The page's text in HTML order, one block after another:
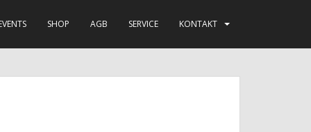
SHOP AGB SERVICE KONTAKT